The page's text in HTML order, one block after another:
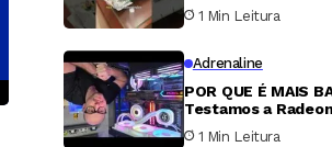
1 Min Leitura
Adrenaline
POR QUE É MAIS
Testamos a
XT
1 Min Leitura